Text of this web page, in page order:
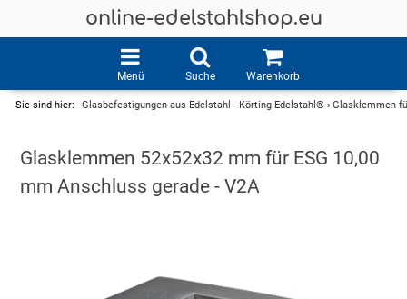
online-edelstahlshop.eu
Menü Suche Warenkorb
Sie sind hier: Glasbefestigungen aus Edelstahl - Körting Edelstahl® › Glasklemmen
Glasklemmen 52x52x32 mm für ESG 10,00
mm Anschluss gerade - V2A